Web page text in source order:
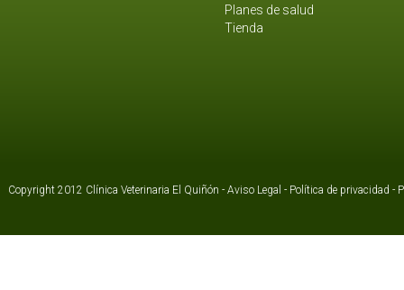
Planes de salud
Tienda
Copyright 2012 Clínica Veterinaria El Quiñón - Aviso Legal - Política de privacidad -